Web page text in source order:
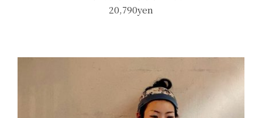
20,790yen